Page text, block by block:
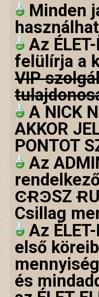
Minden
Az
felülírja a
VIP
A NICK
AKKOR
PONTOT
Az
ϾɌϿSZ
Csillag
Az
első
és